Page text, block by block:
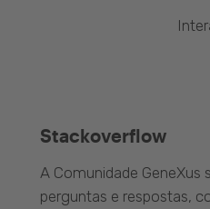
Stackoverflow
A Comunidade GeneXus
perguntas e respostas,